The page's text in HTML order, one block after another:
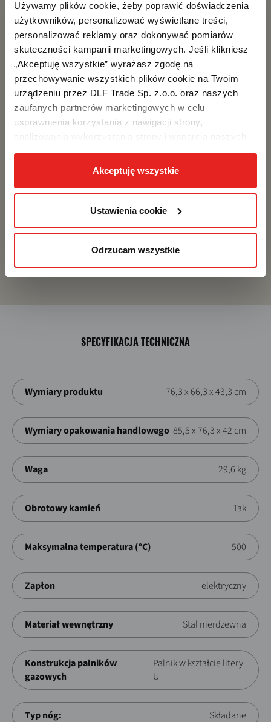
Używamy plików cookie, żeby poprawić doświadczenia
użytkowników, personalizować wyświetlane treści,
personalizować reklamy oraz dokonywać pomiarów
skuteczności kampanii marketingowych. Jeśli klikniesz
„Akceptuję wszystkie” wyrażasz zgodę na
przechowywanie wszystkich plików cookie na Twoim
urządzeniu przez DLF Trade Sp. z.o.o. oraz naszych
zaufanych partnerów marketingowych w celu
usprawnienia korzystania z nawigacji strony,
działań marketingowych. Możesz też zarządzać nimi
samodzielnie poprzez wybranie opcji „Ustawienia
prywatności. W związku z korzystaniem z cookies w
celu personalizacji reklam i dokonywania pomiarów
Akceptuję wszystkie
Ustawienia cookie
Odrzucam wszystkie
PIZZA GOTOWA W MNIEJ NIŻ 90 SEKUND
Nigdy więcej głodu w oczekiwaniu na pizzę! ETNA
czeka, aż przygotujesz pizzę... Więc do dzieła, ok?
SPECYFIKACJA TECHNICZNA
Wymiary produktu 76,3 x 66,3 x 43,3 cm
Wymiary opakowania handlowego 85,5 x 76,3 x 42 cm
Waga 29,6 kg
Obrotowy kamień Tak
Maksymalna temperatura (°C) 500
Zapłon elektryczny
Materiał wewnętrzny Stal nierdzewna
Konstrukcja palników
gazowych
Palnik w kształcie litery
U
Typ nóg: Składane